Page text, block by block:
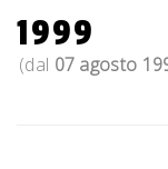
1999
(dal 07 agosto